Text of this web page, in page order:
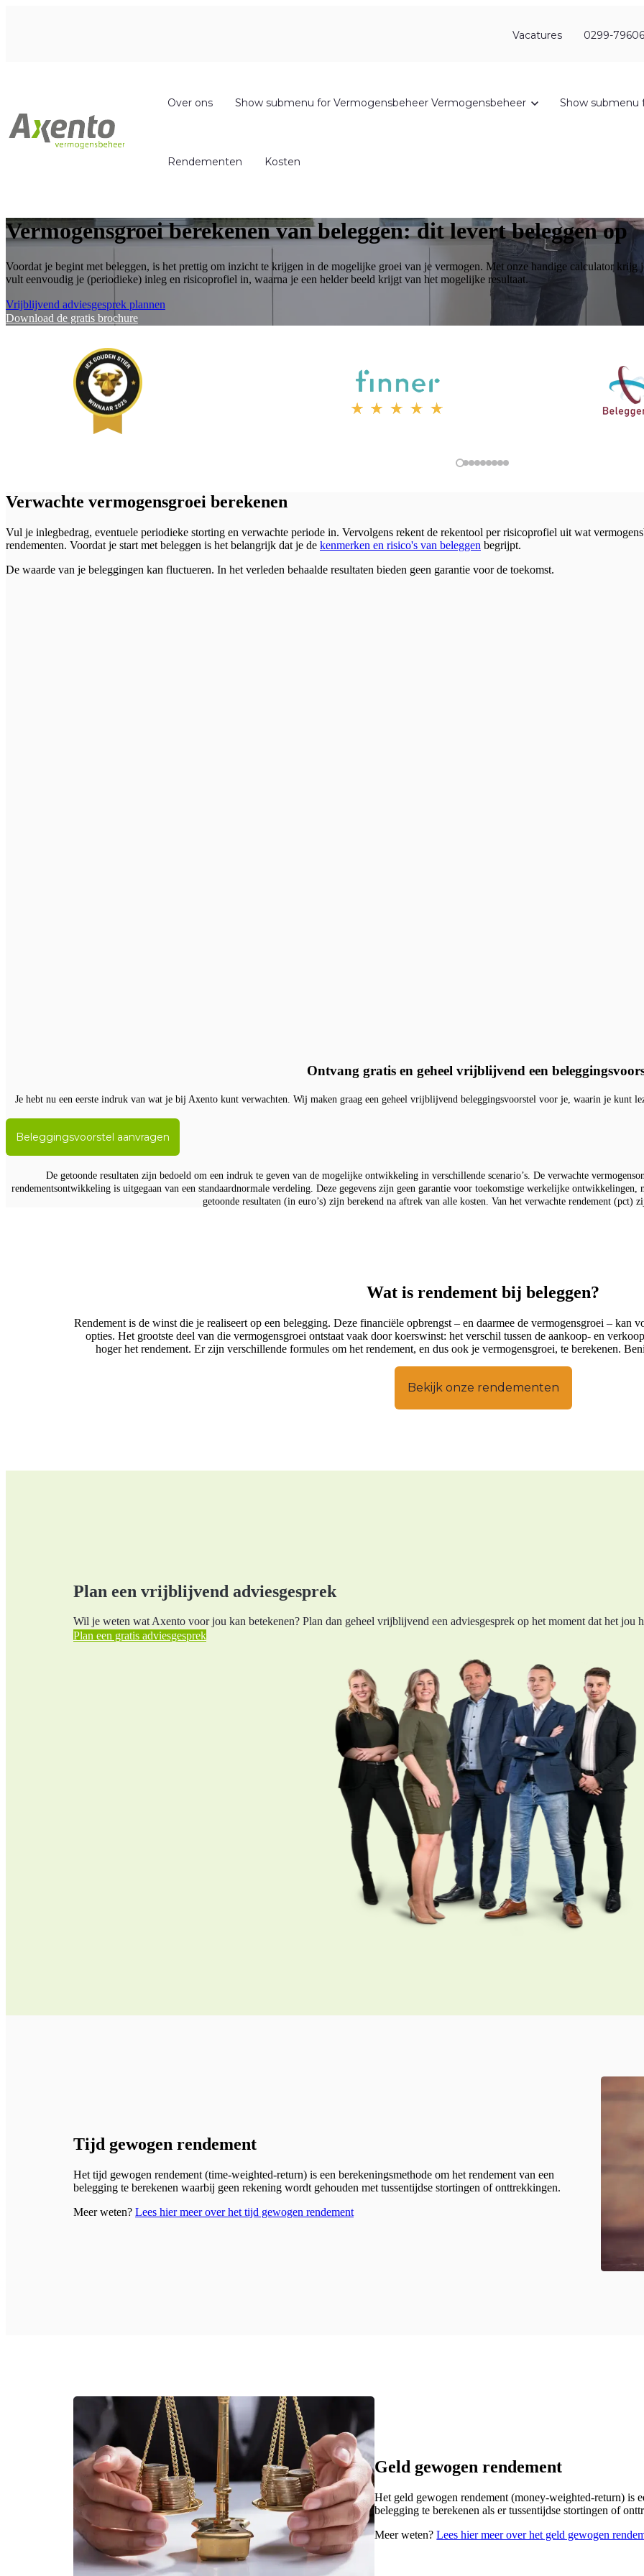
Vacatures 0299-
Over ons Show submenu for Vermogensbeheer Vermogensbeheer Show submenu
Rendementen Kosten
Vermogensgroei berekenen van beleggen: dit levert beleggen op
Voordat je begint met beleggen, is het prettig om inzicht te krijgen in de mogelijke groei van je vermogen. Met onze handige calculator
vult eenvoudig je (periodieke) inleg en risicoprofiel in, waarna je een helder beeld krijgt van het mogelijke resultaat.
Vrijblijvend adviesgesprek plannen
Download de gratis brochure
Verwachte vermogensgroei berekenen
Vul je inlegbedrag, eventuele periodieke storting en verwachte periode in. Vervolgens rekent de rekentool per risicoprofiel uit wat
rendementen. Voordat je start met beleggen is het belangrijk dat je de kenmerken en risico's van beleggen begrijpt.
De waarde van je beleggingen kan fluctueren. In het verleden behaalde resultaten bieden geen garantie voor de toekomst.
Ontvang gratis en geheel vrijblijvend een
Je hebt nu een eerste indruk van wat je bij Axento kunt verwachten. Wij maken graag een geheel vrijblijvend beleggingsvoorstel voor je, waarin je kunt
Beleggingsvoorstel aanvragen
De getoonde resultaten zijn bedoeld om een indruk te geven van de mogelijke ontwikkeling in verschillende scenario’s. De verwachte
rendementsontwikkeling is uitgegaan van een standaardnormale verdeling. Deze gegevens zijn geen garantie voor toekomstige werkelijke ontwikkelingen,
getoonde resultaten (in euro’s) zijn berekend na aftrek van alle kosten. Van het verwachte rendement (pct)
Wat is rendement bij beleggen?
Rendement is de winst die je realiseert op een belegging. Deze financiële opbrengst – en daarmee de vermogensgroei – kan
opties. Het grootste deel van die vermogensgroei ontstaat vaak door koerswinst: het verschil tussen de aankoop- en
hoger het rendement. Er zijn verschillende formules om het rendement, en dus ook je vermogensgroei, te berekenen.
Bekijk onze rendementen
Plan een vrijblijvend adviesgesprek
Wil je weten wat Axento voor jou kan betekenen? Plan dan geheel vrijblijvend een adviesgesprek op het moment dat het jou
Plan een gratis adviesgesprek
Tijd gewogen rendement
Het tijd gewogen rendement (time-weighted-return) is een berekeningsmethode om het rendement van een
belegging te berekenen waarbij geen rekening wordt gehouden met tussentijdse stortingen of onttrekkingen.
Meer weten? Lees hier meer over het tijd gewogen rendement
Geld gewogen rendement
Het geld gewogen rendement (money-weighted-return) is
belegging te berekenen als er tussentijdse stortingen of
Meer weten?Lees hier meer over het geld gewogen